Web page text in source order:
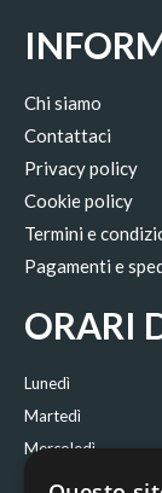
Chi siamo
Contattaci
Privacy policy
Cookie policy
Termini e
Pagamenti e
ORARI
Lunedì
Martedì
Mercoledì
Giovedì